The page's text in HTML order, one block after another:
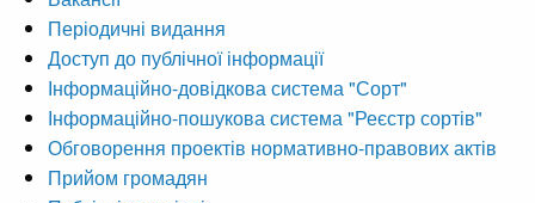
Періодичні видання
Доступ до публічної інформації
Інформаційно-довідкова система "Сорт"
Інформаційно-пошукова система "Реєстр сортів"
Обговорення проектів нормативно-правових актів
Прийом громадян